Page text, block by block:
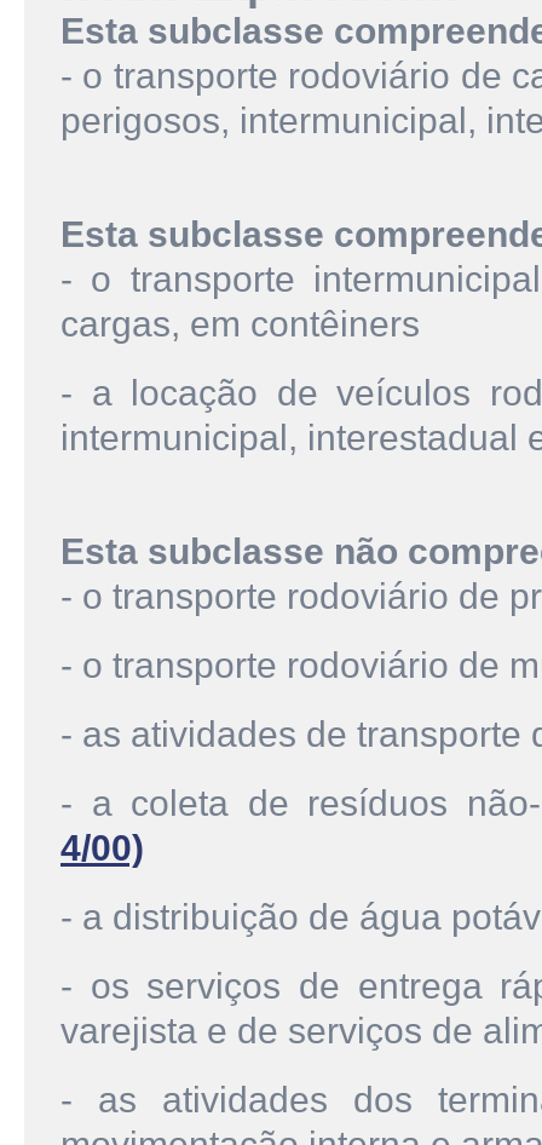
Esta subclasse
- o transporte rodoviário de
perigosos, intermunicipal,
Esta subclasse
- o transporte
cargas, em contêiners
- a locação de veículos
intermunicipal, interestadual
Esta subclasse não
- o transporte rodoviário de
- o transporte rodoviário de
- as atividades de transporte
- a coleta de resíduos
4/00)
- a distribuição de água
- os serviços de entrega
varejista e de serviços de
- as atividades dos